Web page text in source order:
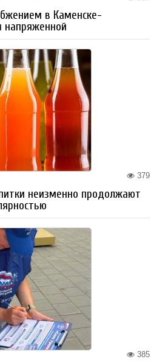
в Каменске-
напряженной
379
неизменно продолжают
385